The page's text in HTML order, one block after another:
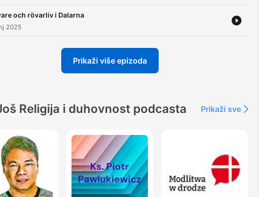
och rövarliv i Dalarna
2025
Prikaži više epizoda
Religija i duhovnost podcasta Prikaži sve